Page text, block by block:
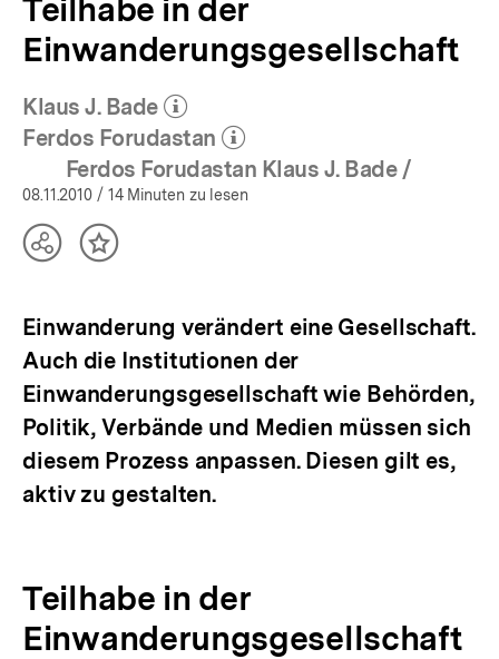
Teilhabe in der
Einwanderungsgesellschaft
Klaus J. Bade
(Mehr zum Autor)
öffnen
Ferdos Forudastan
(Mehr zum Autor)
öffnen
Ferdos Forudastan Klaus J. Bade /
08.11.2010 / 14 Minuten zu lesen
TeilenInhalt
Einwanderung verändert eine Gesellschaft.
Auch die Institutionen der
Einwanderungsgesellschaft wie Behörden,
Politik, Verbände und Medien müssen sich
diesem Prozess anpassen. Diesen gilt es,
aktiv zu gestalten.
Teilhabe in der
Einwanderungsgesellschaft